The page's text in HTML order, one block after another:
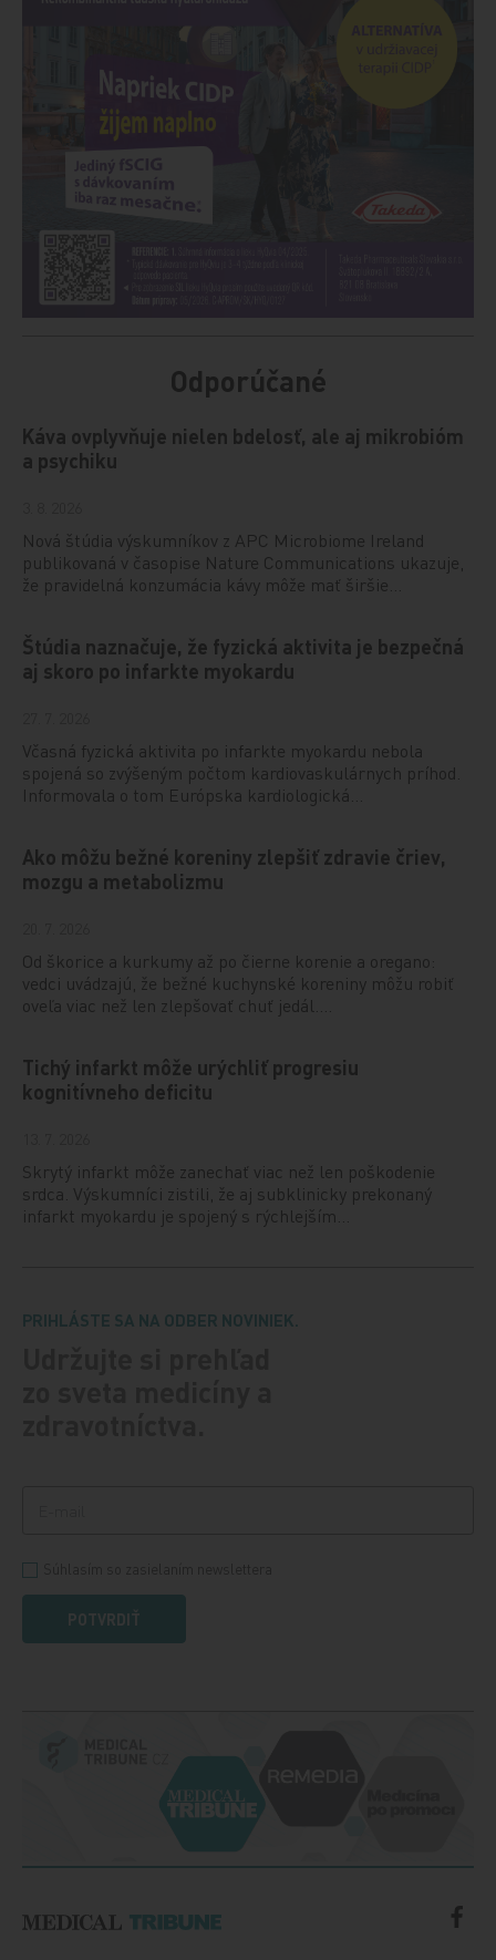
Odporúčané
Káva ovplyvňuje nielen bdelosť, ale aj mikrobióm
a psychiku
Nová štúdia výskumníkov z APC Microbiome Ireland
publikovaná v časopise Nature Communications ukazuje,
že pravidelná konzumácia kávy môže mať širšie…
Štúdia naznačuje, že fyzická aktivita je bezpečná
aj skoro po infarkte myokardu
Včasná fyzická aktivita po infarkte myokardu nebola
spojená so zvýšeným počtom kardiovaskulárnych príhod.
Informovala o tom Európska kardiologická…
Ako môžu bežné koreniny zlepšiť zdravie čriev,
mozgu a metabolizmu
Od škorice a kurkumy až po čierne korenie a oregano:
vedci uvádzajú, že bežné kuchynské koreniny môžu robiť
oveľa viac než len zlepšovať chuť jedál.…
Tichý infarkt môže urýchliť progresiu
kognitívneho deficitu
Skrytý infarkt môže zanechať viac než len poškodenie
srdca. Výskumníci zistili, že aj subklinicky prekonaný
infarkt myokardu je spojený s rýchlejším…
PRIHLÁSTE SA NA ODBER NOVINIEK.
POTVRDIŤ